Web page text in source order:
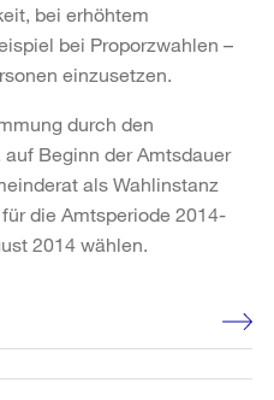
bei erhöhtem
bei Proporzwahlen –
einzusetzen.
durch den
Beginn der Amtsdauer
als Wahlinstanz
die Amtsperiode 2014-
2014 wählen.